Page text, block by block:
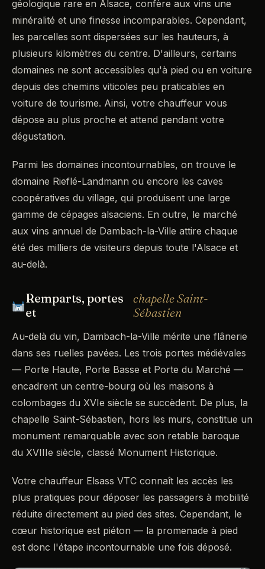
géologique rare en Alsace, confère aux vins une
minéralité et une finesse incomparables. Cependant,
les parcelles sont dispersées sur les hauteurs, à
plusieurs kilomètres du centre. D'ailleurs, certains
domaines ne sont accessibles qu'à pied ou en voiture
depuis des chemins viticoles peu praticables en
voiture de tourisme. Ainsi, votre chauffeur vous
dépose au plus proche et attend pendant votre
dégustation.
Parmi les domaines incontournables, on trouve le
domaine Rieflé-Landmann ou encore les caves
coopératives du village, qui produisent une large
gamme de cépages alsaciens. En outre, le marché
aux vins annuel de Dambach-la-Ville attire chaque
été des milliers de visiteurs depuis toute l'Alsace et
au-delà.
Remparts, portes
et
chapelle Saint-
Sébastien
Au-delà du vin, Dambach-la-Ville mérite une flânerie
dans ses ruelles pavées. Les trois portes médiévales
— Porte Haute, Porte Basse et Porte du Marché —
encadrent un centre-bourg où les maisons à
colombages du XVIe siècle se succèdent. De plus, la
chapelle Saint-Sébastien, hors les murs, constitue un
monument remarquable avec son retable baroque
du XVIIIe siècle, classé Monument Historique.
Votre chauffeur Elsass VTC connaît les accès les
plus pratiques pour déposer les passagers à mobilité
réduite directement au pied des sites. Cependant, le
cœur historique est piéton — la promenade à pied
est donc l'étape incontournable une fois déposé.